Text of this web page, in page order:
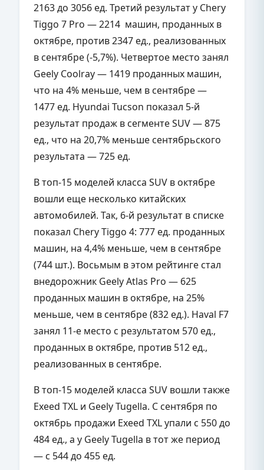
2163 до 3056 ед. Третий результат у Chery
Tiggo 7 Pro — 2214 машин, проданных в
октябре, против 2347 ед., реализованных
в сентябре (-5,7%). Четвертое место занял
Geely Coolray — 1419 проданных машин,
что на 4% меньше, чем в сентябре —
1477 ед. Hyundai Tucson показал 5-й
результат продаж в сегменте SUV — 875
ед., что на 20,7% меньше сентябрьского
результата — 725 ед.
В топ-15 моделей класса SUV в октябре
вошли еще несколько китайских
автомобилей. Так, 6-й результат в списке
показал Chery Tiggo 4: 777 ед. проданных
машин, на 4,4% меньше, чем в сентябре
(744 шт.). Восьмым в этом рейтинге стал
внедорожник Geely Atlas Pro — 625
проданных машин в октябре, на 25%
меньше, чем в сентябре (832 ед.). Haval F7
занял 11-е место с результатом 570 ед.,
проданных в октябре, против 512 ед.,
реализованных в сентябре.
В топ-15 моделей класса SUV вошли также
Exeed TXL и Geely Tugella. С сентября по
октябрь продажи Exeed TXL упали с 550 до
484 ед., а у Geely Tugella в тот же период
— с 544 до 455 ед.